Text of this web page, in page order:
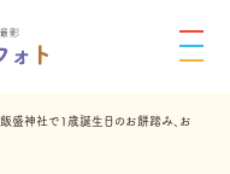
飯盛神社で1歳誕生日のお餅踏み、お